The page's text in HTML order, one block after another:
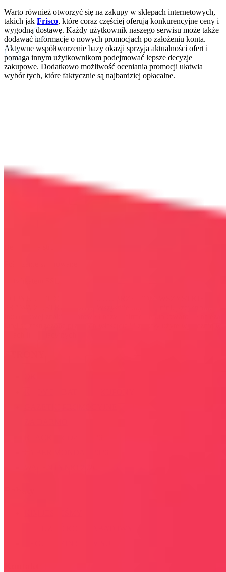
Warto również otworzyć się na zakupy w sklepach internetowych,
takich jak Frisco, które coraz częściej oferują konkurencyjne ceny i
wygodną dostawę. Każdy użytkownik naszego serwisu może także
dodawać informacje o nowych promocjach po założeniu konta.
Aktywne współtworzenie bazy okazji sprzyja aktualności ofert i
pomaga innym użytkownikom podejmować lepsze decyzje
zakupowe. Dodatkowo możliwość oceniania promocji ułatwia
wybór tych, które faktycznie są najbardziej opłacalne.